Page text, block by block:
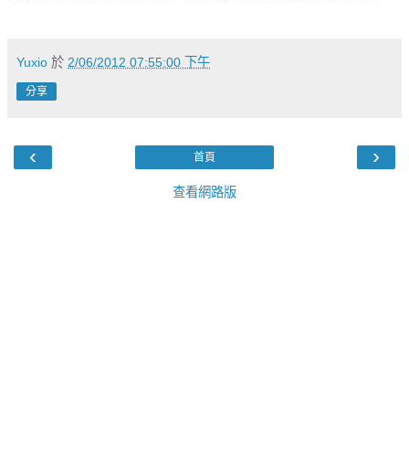
Yuxio 於 2/06/2012 07:55:00 下午
分享
‹ ›
首頁
查看網路版